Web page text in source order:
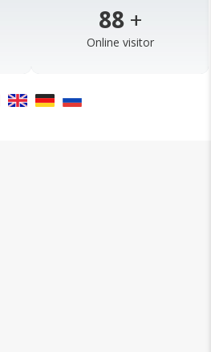
103 +
Online visitor